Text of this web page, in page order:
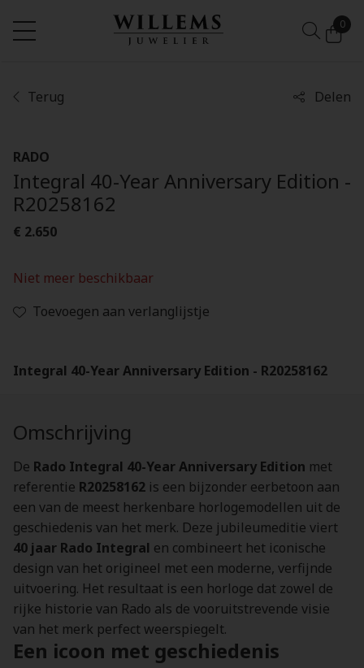
0
Terug Delen
RADO
Integral 40-Year Anniversary Edition -
R20258162
€ 2.650
Niet meer beschikbaar
Toevoegen aan verlanglijstje
Integral 40-Year Anniversary Edition - R20258162
Omschrijving
De Rado Integral 40-Year Anniversary Edition met
referentie R20258162 is een bijzonder eerbetoon aan
een van de meest herkenbare horlogemodellen uit de
geschiedenis van het merk. Deze jubileumeditie viert
40 jaar Rado Integral en combineert het iconische
design van het origineel met een moderne, verfijnde
uitvoering. Het resultaat is een horloge dat zowel de
rijke historie van Rado als de vooruitstrevende visie
van het merk perfect weerspiegelt.
Een icoon met geschiedenis